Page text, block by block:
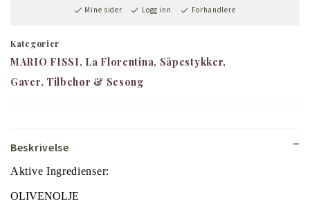
Mine sider Logg inn Forhandlere
Kategorier
MARIO FISSI La Florentina Såpestykker
Gaver, Tilbehør & Sesong
Beskrivelse
Aktive Ingredienser:
OLIVENOLJE